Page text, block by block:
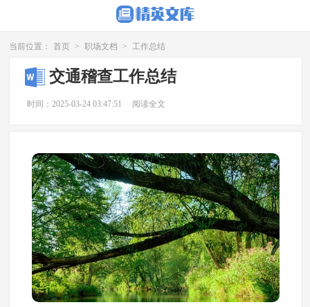
当前位置： 首页 > 职场文档 > 工作总结
交通稽查工作总结
时间：2025-03-24 03:47:51 阅读全文